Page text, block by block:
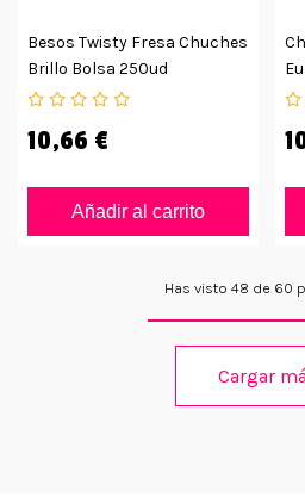
Besos Twisty Fresa Chuches
Brillo Bolsa 250ud
10,66 €
Añadir al carrito
Has visto 48 de 60
Cargar